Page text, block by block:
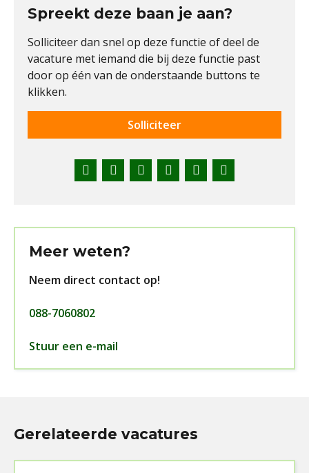
Spreekt deze baan je aan?
Solliciteer dan snel op deze functie of deel de
vacature met iemand die bij deze functie past
door op één van de onderstaande buttons te
klikken.
FacebookTwitterLinkedInPinterestWhatsApp
Solliciteer
Meer weten?
Neem direct contact op!
088-7060802
Stuur een e-mail
Gerelateerde vacatures